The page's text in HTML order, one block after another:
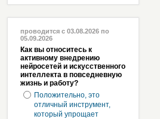
проводится с 03.08.2026 по
05.09.2026
Как вы относитесь к
активному внедрению
нейросетей и искусственного
интеллекта в повседневную
жизнь и работу?
Положительно, это
отличный инструмент,
который упрощает